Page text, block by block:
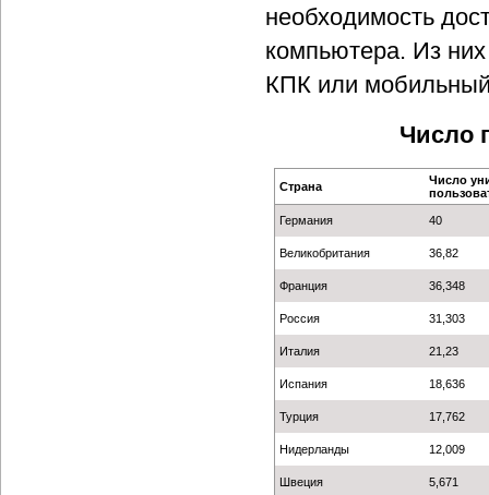
необходимость
компьютера. Из
КПК или
Число
Страна
Число
Германия 40
Великобритания 36,82
Франция 36,348
Россия 31,303
Италия 21,23
Испания 18,636
Турция 17,762
Нидерланды 12,009
Швеция 5,671